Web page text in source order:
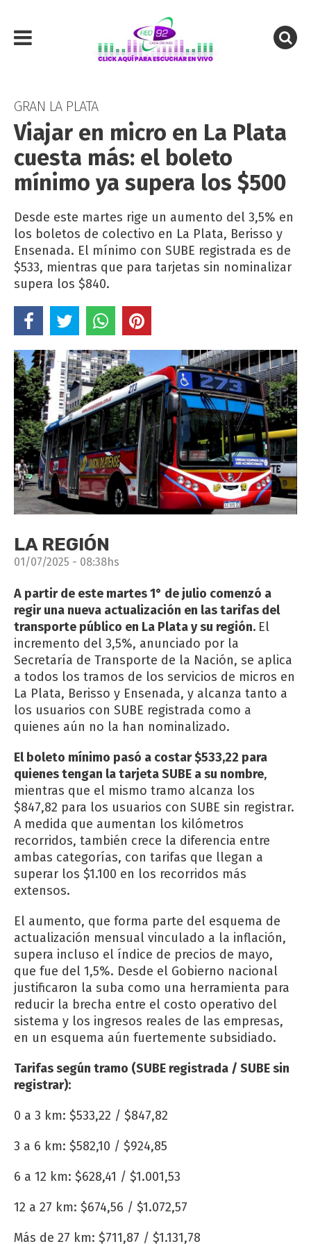
GRAN LA PLATA
Viajar en micro en La Plata
cuesta más: el boleto
mínimo ya supera los $500
Desde este martes rige un aumento del 3,5% en
los boletos de colectivo en La Plata, Berisso y
Ensenada. El mínimo con SUBE registrada es de
$533, mientras que para tarjetas sin nominalizar
supera los $840.
LA REGIÓN
01/07/2025 - 08:38hs
A partir de este martes 1° de julio comenzó a
regir una nueva actualización en las tarifas del
transporte público en La Plata y su región. El
incremento del 3,5%, anunciado por la
Secretaría de Transporte de la Nación, se aplica
a todos los tramos de los servicios de micros en
La Plata, Berisso y Ensenada, y alcanza tanto a
los usuarios con SUBE registrada como a
quienes aún no la han nominalizado.
El boleto mínimo pasó a costar $533,22 para
quienes tengan la tarjeta SUBE a su nombre,
mientras que el mismo tramo alcanza los
$847,82 para los usuarios con SUBE sin registrar.
A medida que aumentan los kilómetros
recorridos, también crece la diferencia entre
ambas categorías, con tarifas que llegan a
superar los $1.100 en los recorridos más
extensos.
El aumento, que forma parte del esquema de
actualización mensual vinculado a la inflación,
supera incluso el índice de precios de mayo,
que fue del 1,5%. Desde el Gobierno nacional
justificaron la suba como una herramienta para
reducir la brecha entre el costo operativo del
sistema y los ingresos reales de las empresas,
en un esquema aún fuertemente subsidiado.
Tarifas según tramo (SUBE registrada / SUBE sin
registrar):
0 a 3 km: $533,22 / $847,82
3 a 6 km: $582,10 / $924,85
6 a 12 km: $628,41 / $1.001,53
12 a 27 km: $674,56 / $1.072,57
Más de 27 km: $711,87 / $1.131,78